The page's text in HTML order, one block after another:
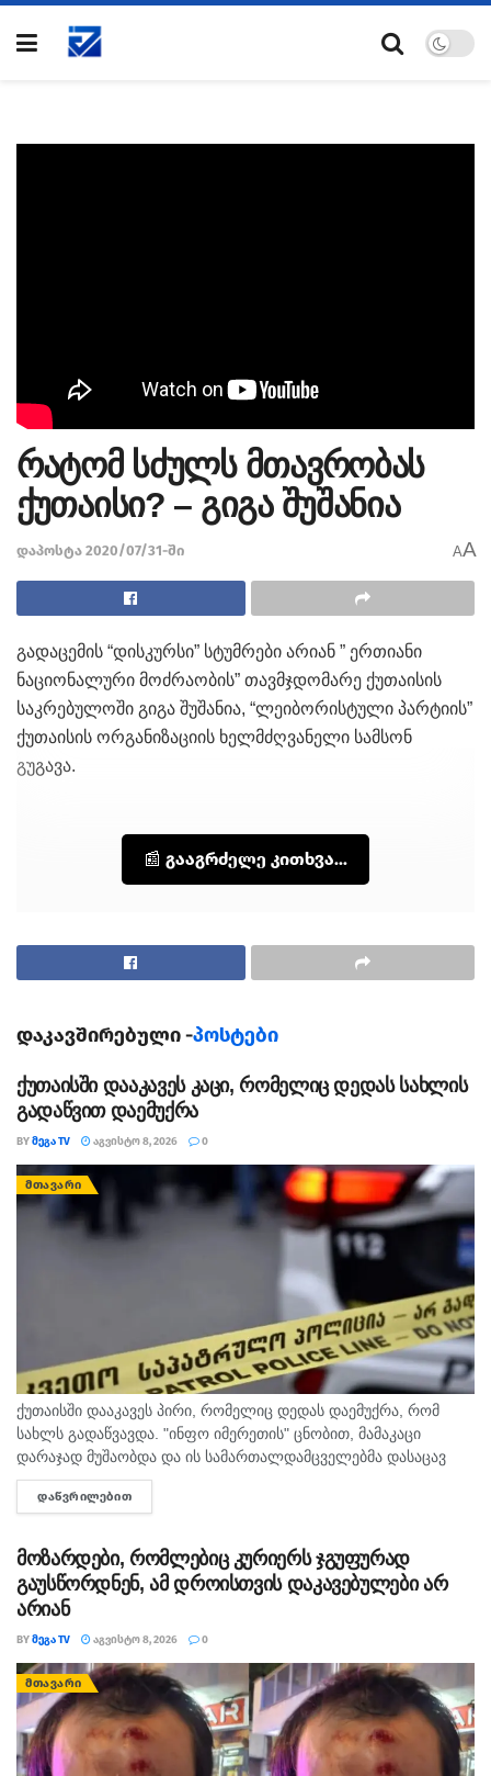
რატომ სძულს მთავრობას
ქუთაისი? – გიგა შუშანია
დაპოსტა 2020/07/31-ში AA
გადაცემის “დისკურსი” სტუმრები არიან ” ერთიანი
ნაციონალური მოძრაობის” თავმჯდომარე ქუთაისის
საკრებულოში გიგა შუშანია, “ლეიბორისტული პარტიის”
ქუთაისის ორგანიზაციის ხელმძღვანელი სამსონ
გუგავა.
📰 გააგრძელე კითხვა...
დაკავშირებული -პოსტები
ქუთაისში დააკავეს კაცი, რომელიც დედას სახლის
გადაწვით დაემუქრა
BYᲛᲔᲒᲐ TV ᲐᲒᲕᲘᲡᲢᲝ 8, 2026 0
ᲛᲗᲐᲕᲐᲠᲘ
ქუთაისში დააკავეს პირი, რომელიც დედას დაემუქრა, რომ
სახლს გადაწვავდა. "ინფო იმერეთის" ცნობით, მამაკაცი
დარაჯად მუშაობდა და ის სამართალდამცველებმა დასაცავ
ობიექტზე აიყვანეს. შსს-ს ინფორმაციით, დაკავებულს
სისხლის სამართლის კოდექსის 11 პრიმა...
ᲓᲐᲬᲕᲠᲘᲚᲔᲑᲘᲗ
მოზარდები, რომლებიც კურიერს ჯგუფურად
გაუსწორდნენ, ამ დროისთვის დაკავებულები არ
არიან
BYᲛᲔᲒᲐ TV ᲐᲒᲕᲘᲡᲢᲝ 8, 2026 0
ᲛᲗᲐᲕᲐᲠᲘ